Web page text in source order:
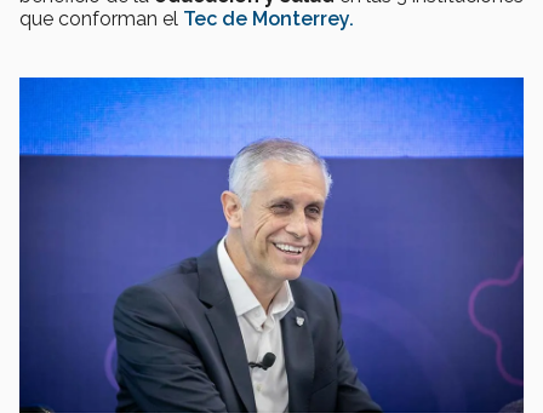
que conforman el Tec de Monterrey.